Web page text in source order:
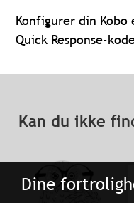
Dine
Konfigurer din
Quick Response-
Kan du ikke